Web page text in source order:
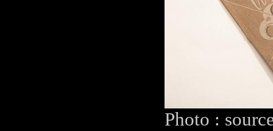
Photo :